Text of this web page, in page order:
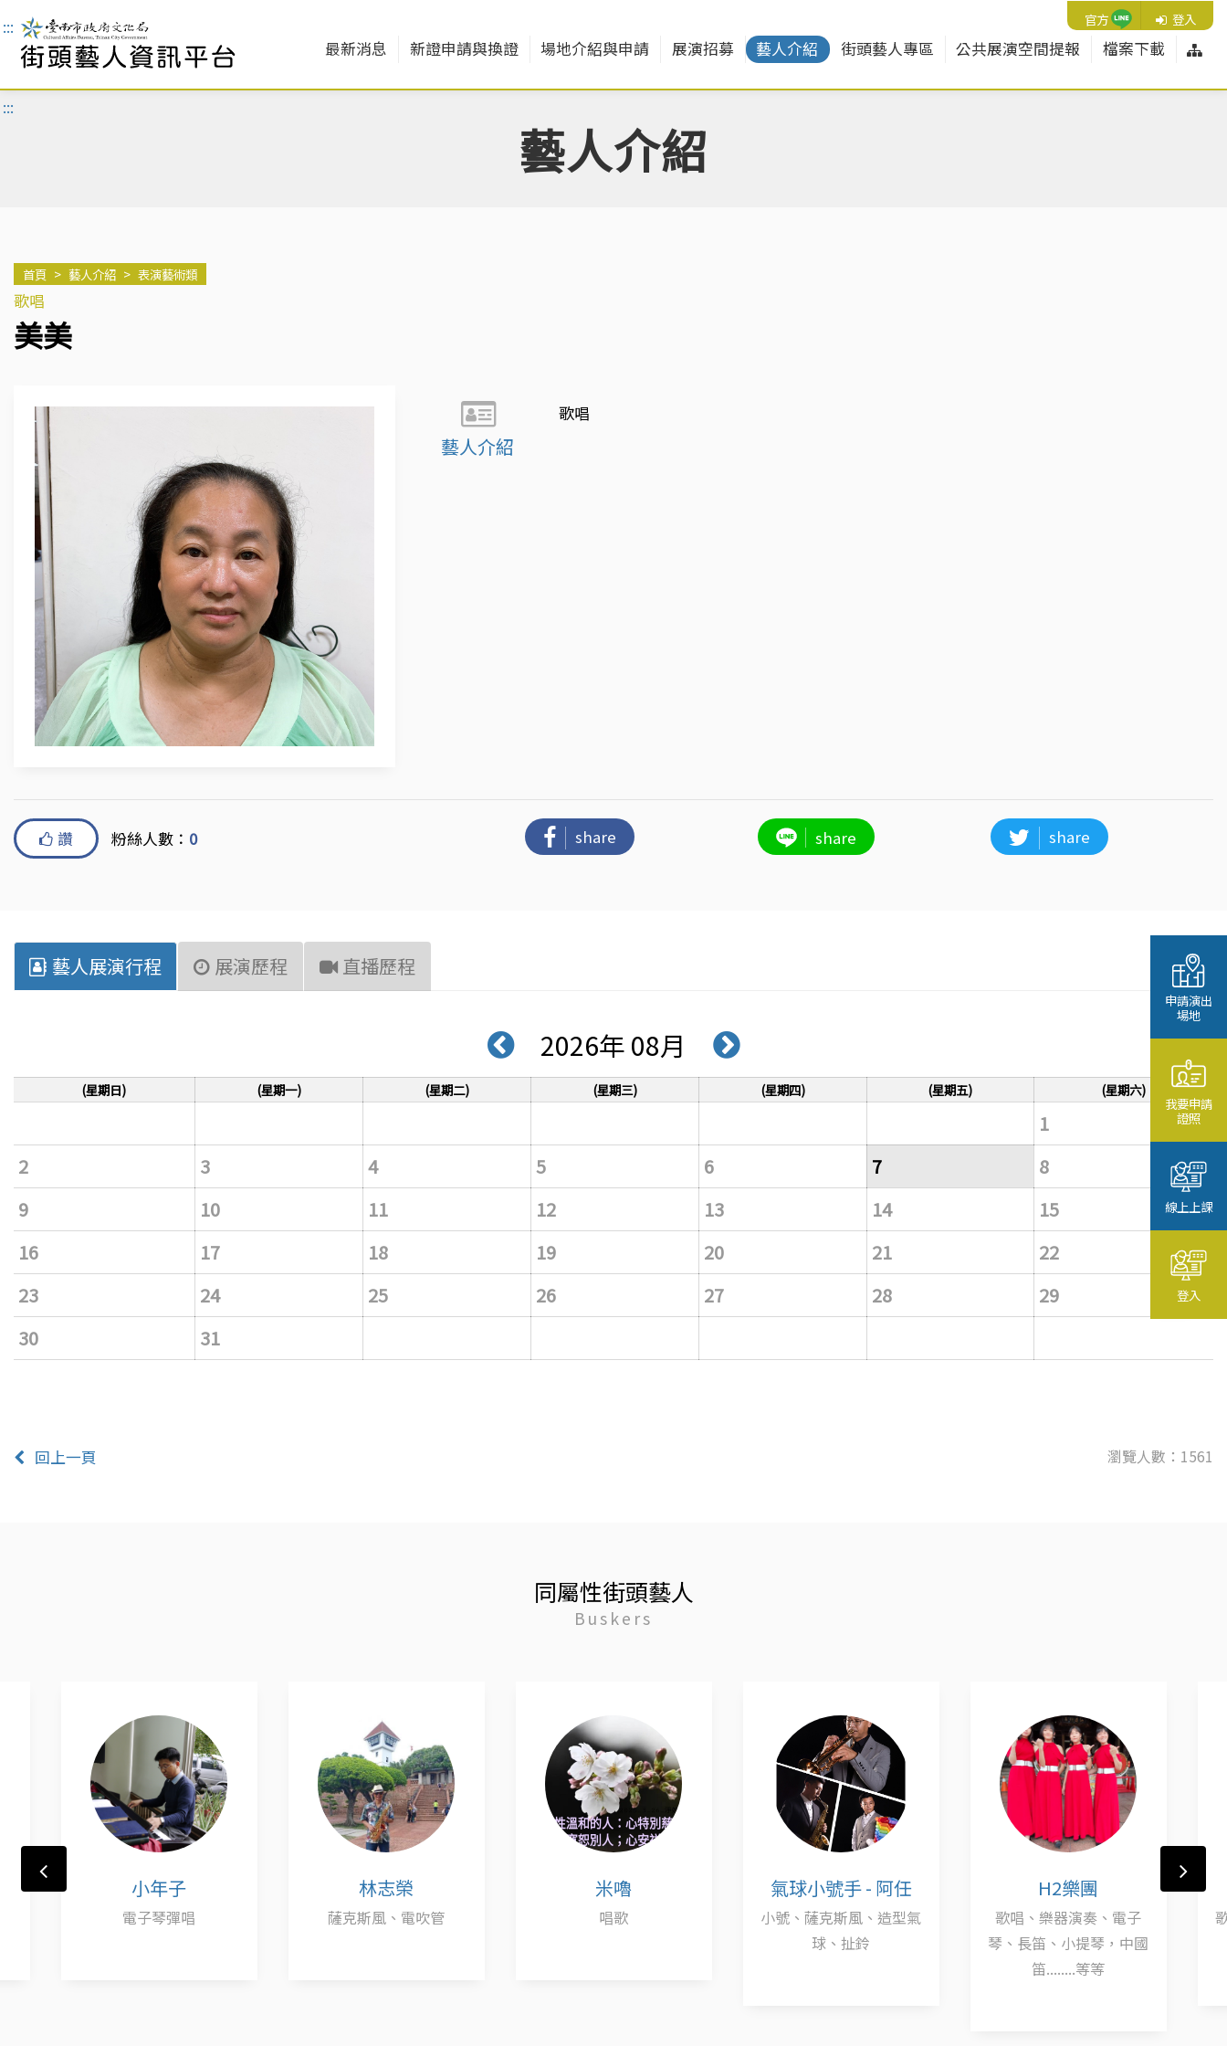
::: 官方Line 登入
最新消息 新證申請與換證 場地介紹與申請 展演招募 藝人介紹 街頭藝人專區 公共展演空間提報 檔案下載 網
:::
藝人介紹
首頁 > 藝人介紹 > 表演藝術類
歌唱
美美
藝人介紹
歌唱
讚 粉絲人數： 0 share share share
藝人展演行程 展演歷程 直播歷程
2026年 08月
(星期日) (星期一) (星期二) (星期三) (星期四) (星期五) (星期六)
1
2
3 4 5 6 7
8
9
10 11 12 13 14
15
16
17 18 19 20 21
22
23
24 25 26 27 28
29
30
31
回上一頁 瀏覽人數：1561
同屬性街頭藝人
Buskers
林志榮
薩克斯風、電吹管
米嚕
唱歌
氣球小號手 - 阿任
小號、薩克斯風、造型氣
H2樂團
歌唱、樂器演奏、電子
琴、長笛、小提琴，中國
加爾文Garvin
歌唱、吉他彈唱、吉他自
彈自唱
申請演出
場地
我要申請
證照
線上上課
登入